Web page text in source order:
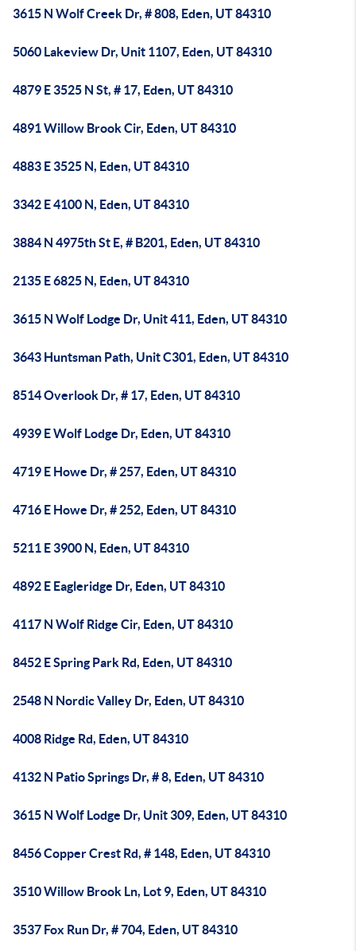
3615 N Wolf Creek Dr, # 808, Eden, UT 84310
5060 Lakeview Dr, Unit 1107, Eden, UT 84310
4879 E 3525 N St, # 17, Eden, UT 84310
4891 Willow Brook Cir, Eden, UT 84310
4883 E 3525 N, Eden, UT 84310
3342 E 4100 N, Eden, UT 84310
3884 N 4975th St E, # B201, Eden, UT 84310
2135 E 6825 N, Eden, UT 84310
3615 N Wolf Lodge Dr, Unit 411, Eden, UT 84310
3643 Huntsman Path, Unit C301, Eden, UT 84310
8514 Overlook Dr, # 17, Eden, UT 84310
4939 E Wolf Lodge Dr, Eden, UT 84310
4719 E Howe Dr, # 257, Eden, UT 84310
4716 E Howe Dr, # 252, Eden, UT 84310
5211 E 3900 N, Eden, UT 84310
4892 E Eagleridge Dr, Eden, UT 84310
4117 N Wolf Ridge Cir, Eden, UT 84310
8452 E Spring Park Rd, Eden, UT 84310
2548 N Nordic Valley Dr, Eden, UT 84310
4008 Ridge Rd, Eden, UT 84310
4132 N Patio Springs Dr, # 8, Eden, UT 84310
3615 N Wolf Lodge Dr, Unit 309, Eden, UT 84310
8456 Copper Crest Rd, # 148, Eden, UT 84310
3510 Willow Brook Ln, Lot 9, Eden, UT 84310
3537 Fox Run Dr, # 704, Eden, UT 84310